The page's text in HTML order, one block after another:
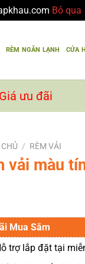
Bỏ qua
RÈM NGĂN LẠNH CỬA
Giá ưu đãi
/ RÈM VẢI
vải màu
Mua Sắm
trợ lắp đặt tại